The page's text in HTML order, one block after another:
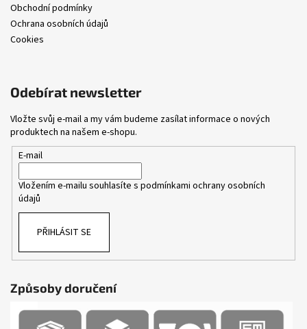
Obchodní podmínky
Ochrana osobních údajů
Cookies
Odebírat newsletter
Vložte svůj e-mail a my vám budeme zasílat informace o nových
produktech na našem e-shopu.
E-mail
Vložením e-mailu souhlasíte s podmínkami ochrany osobních
údajů
PŘIHLÁSIT SE
Způsoby doručení